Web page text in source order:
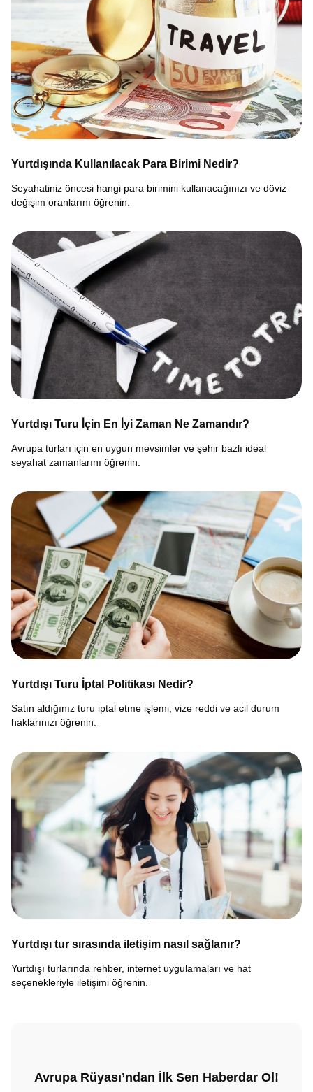
Yurtdışında Kullanılacak Para Birimi Nedir?
Seyahatiniz öncesi hangi para birimini kullanacağınızı ve döviz
değişim oranlarını öğrenin.
Yurtdışı Turu İçin En İyi Zaman Ne Zamandır?
Avrupa turları için en uygun mevsimler ve şehir bazlı ideal
seyahat zamanlarını öğrenin.
Yurtdışı Turu İptal Politikası Nedir?
Satın aldığınız turu iptal etme işlemi, vize reddi ve acil durum
haklarınızı öğrenin.
Yurtdışı tur sırasında iletişim nasıl sağlanır?
Yurtdışı turlarında rehber, internet uygulamaları ve hat
seçenekleriyle iletişimi öğrenin.
Avrupa Rüyası’ndan İlk Sen Haberdar Ol!